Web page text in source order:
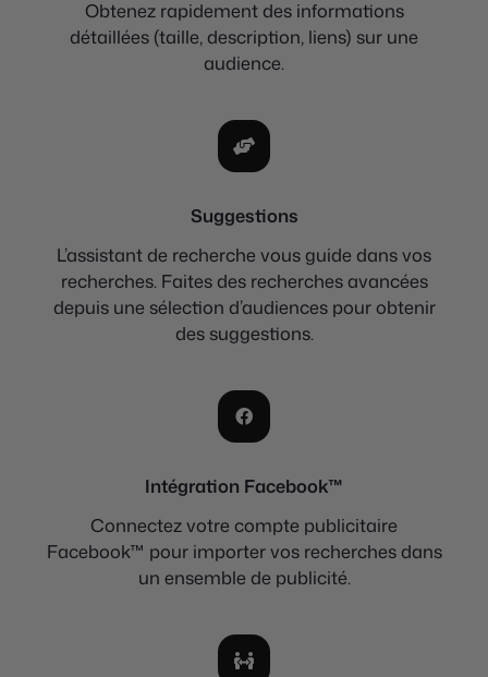
Obtenez rapidement des informations
détaillées (taille, description, liens) sur une
audience.
Suggestions
L’assistant de recherche vous guide dans vos
recherches. Faites des recherches avancées
depuis une sélection d’audiences pour obtenir
des suggestions.
Intégration Facebook™
Connectez votre compte publicitaire
Facebook™ pour importer vos recherches dans
un ensemble de publicité.